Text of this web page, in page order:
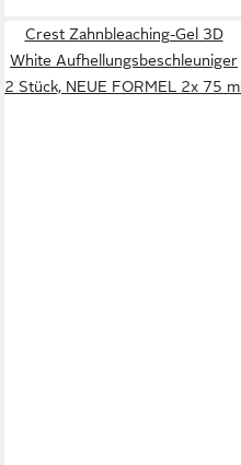
Crest Zahnbleaching-Gel 3D
White Aufhellungsbeschleuniger
2 Stück, NEUE FORMEL 2x 75 ml